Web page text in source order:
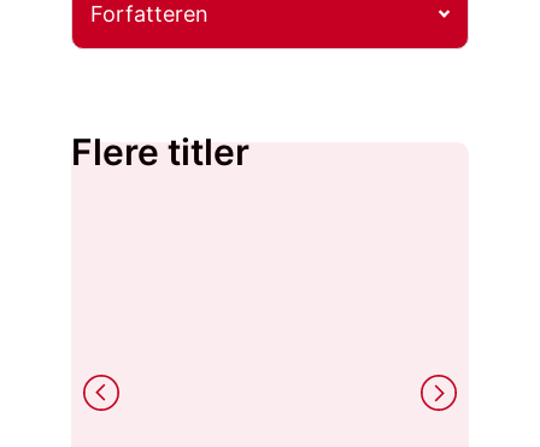
Forfatteren
Flere titler